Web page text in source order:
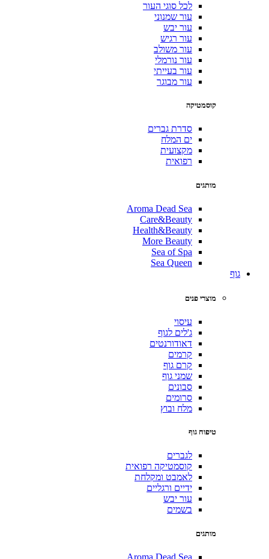
לכל סוגי העור
עור שמנוני
עור יבש
עור רגיש
עור משולב
עור נורמלי
עור בעייתי
עור מבוגר
קוסמטיקה
סדרת גברים
ים המלח
מקצועית
רפואית
מותגים
Aroma Dead Sea
Care&Beauty
Health&Beauty
More Beauty
Sea of Spa
Sea Queen
גוף
מוצרי פנים
עיסוי
ג'לים לגוף
דאודורנטים
קרמים
קרם גוף
שמני גוף
סבונים
סרומים
מלח ובוץ
טיפוח גוף
לגברים
קוסמטיקה רפואית
לאמבט ומקלחת
ידיים ורגליים
עור יבש
בשמים
מותגים
Aroma Dead Sea